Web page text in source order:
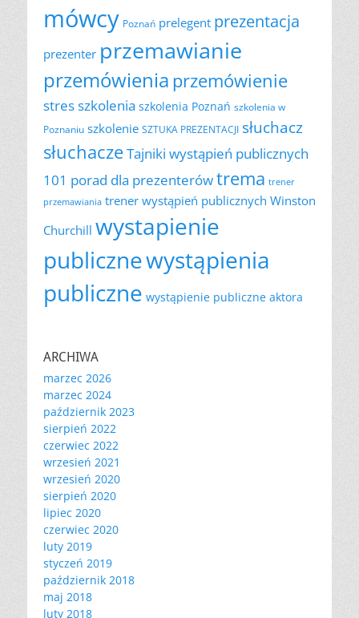
mówcy Poznań prelegent prezentacja
prezenter przemawianie
przemówieniaprzemówienie
stresszkolenia szkolenia Poznań szkolenia w
Poznaniu szkolenie SZTUKA PREZENTACJI słuchacz
słuchaczeTajniki wystąpień publicznych
101 porad dla prezenterówtrema trener
przemawiania trener wystąpień publicznych Winston
Churchill wystapienie
publicznewystąpienia
publiczne wystąpienie publiczne aktora
ARCHIWA
marzec 2026
marzec 2024
październik 2023
sierpień 2022
czerwiec 2022
wrzesień 2021
wrzesień 2020
sierpień 2020
lipiec 2020
czerwiec 2020
luty 2019
styczeń 2019
październik 2018
maj 2018
luty 2018